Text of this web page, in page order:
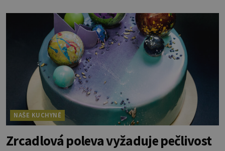
pečiva. Ale to zdaleka není všechno. Papír se dá
použít na vyložení jakékoliv nádoby, když
nechceme, aby se její obsah přichytil na stěnu a
připálil. Například když pečete v
NAŠE KUCHYNĚ
Zrcadlová poleva vyžaduje pečlivost